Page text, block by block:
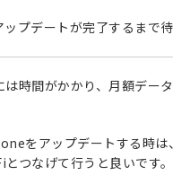
ップデートが完了するまで
は時間がかかり、月額デー
をアップデートする時は
つなげて行うと良いです。